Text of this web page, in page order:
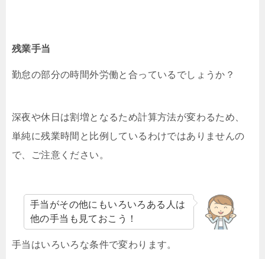
残業手当
勤怠の部分の時間外労働と合っているでしょうか？
深夜や休日は割増となるため計算方法が変わるため、
単純に残業時間と比例しているわけではありませんの
で、ご注意ください。
手当がその他にもいろいろある人は
他の手当も見ておこう！
手当はいろいろな条件で変わります。